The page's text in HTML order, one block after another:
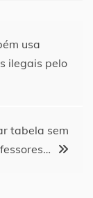
usa
ilegais pelo
tabela sem